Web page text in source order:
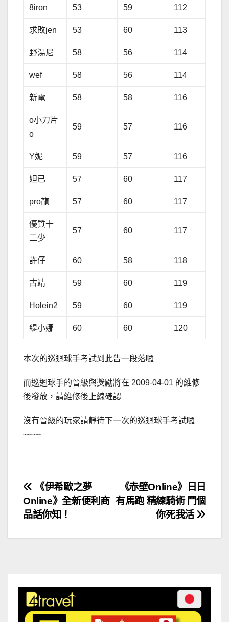
8iron 53 59 112
求敗jen 53 60 113
野湯尼 58 56 114
wef 58 56 114
新電 58 58 116
o小刀片
o
59 57 116
Y妮 59 57 116
妲已 57 60 117
pro龍 57 60 117
優質十
二少
57 60 117
許仔 60 58 118
古靖 59 60 119
Holein2 59 60 119
緹小娜 60 60 120
本次的巡迴球手考試到此告一段落囉
而巡迴球手的晉級與獎勵將在 2009-04-01 的維修
後發放，請維修後上線確認
沒有晉級的玩家請靜待下一次的巡迴球手考試囉
~~~~
文
章
導
《赤壁Online》日日
有馬跑 精練騎術 鬥個
你死我活
《伊希歐之夢
Online》全新便利商
品話你知！